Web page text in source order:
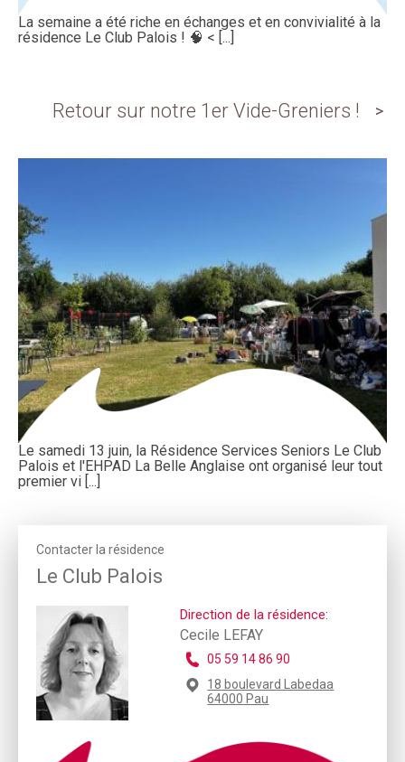
La semaine a été riche en échanges et en convivialité à la
résidence Le Club Palois ! 🧠 < [...]
Retour sur notre 1er Vide-Greniers !
Le samedi 13 juin, la Résidence Services Seniors Le Club
Palois et l'EHPAD La Belle Anglaise ont organisé leur tout
premier vi [...]
Contacter la résidence
Le Club Palois
Direction de la résidence:
Cecile LEFAY
05 59 14 86 90
18 boulevard Labedaa
64000 Pau